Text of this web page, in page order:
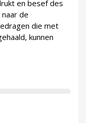
en besef des
de
die met
kunnen